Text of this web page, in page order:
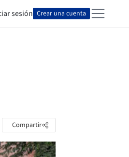
sesión Crear una cuenta
Compartir